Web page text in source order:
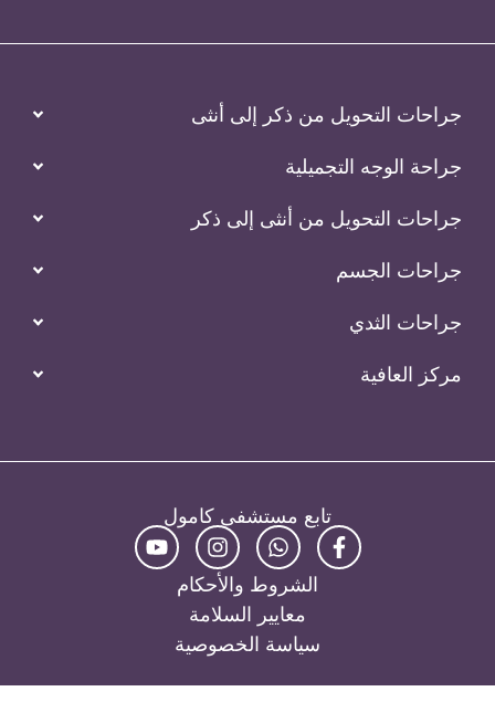
جراحات التحويل من ذكر إلى أنثى
جراحة الوجه التجميلية
جراحات التحويل من أنثى إلى ذكر
جراحات الجسم
جراحات الثدي
مركز العافية
تابع مستشفى كامول
الشروط والأحكام
معايير السلامة
سياسة الخصوصية